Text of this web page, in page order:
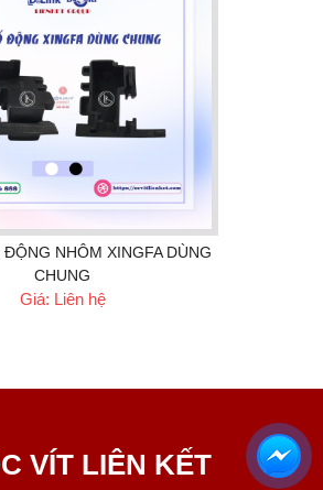
NHÔM XINGFA DÙNG
CHUNG
Giá: Liên hệ
VÍT LIÊN KẾT